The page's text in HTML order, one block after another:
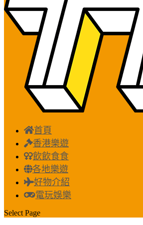
首頁
香港樂遊
飲飲食食
各地樂遊
好物介紹
電玩娛樂
Select Page